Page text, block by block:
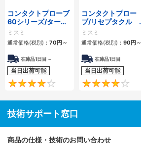
コンタクトプローブ
60シリーズ/ターン
プローブ/リセプタ
クル
ミスミ
通常価格(税別)： 70円 ～
在庫品1日目～
当日出荷可能
4.1
コンタクトプロー
ブ/リセプタクル
45シリーズ
ミスミ
通常価格(税別)： 90円 ～
在庫品1日目
当日出荷可能
技術サポート窓口
商品の仕様・技術のお問い合わせ